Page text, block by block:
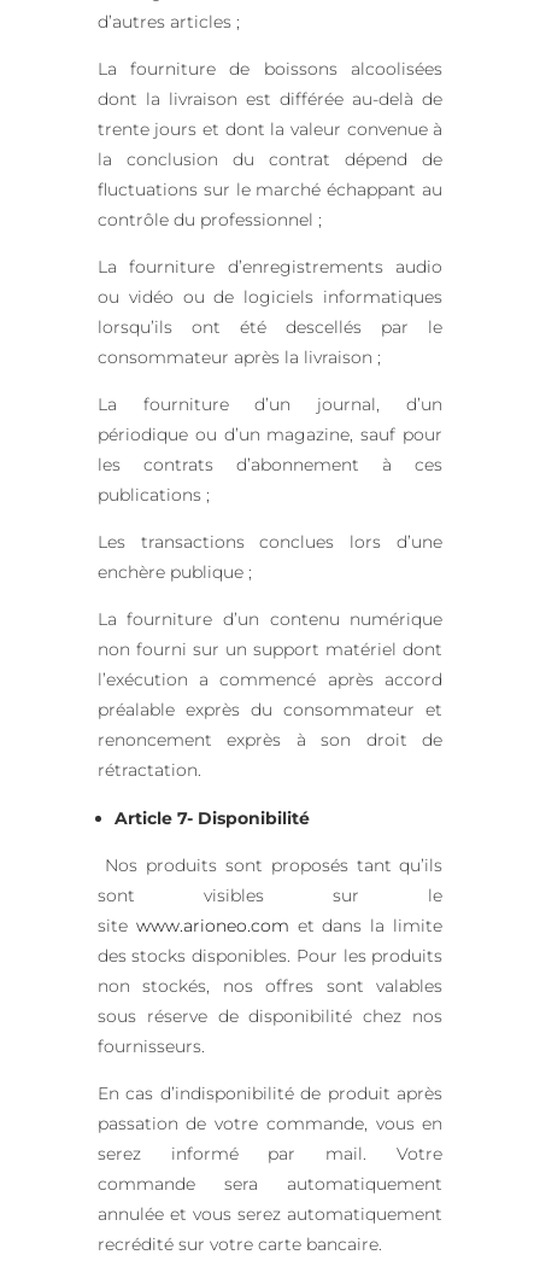
d’autres articles ;
La fourniture de boissons alcoolisées
dont la livraison est différée au-delà de
trente jours et dont la valeur convenue à
la conclusion du contrat dépend de
fluctuations sur le marché échappant au
contrôle du professionnel ;
La fourniture d’enregistrements audio
ou vidéo ou de logiciels informatiques
lorsqu’ils ont été descellés par le
consommateur après la livraison ;
La fourniture d’un journal, d’un
périodique ou d’un magazine, sauf pour
les contrats d’abonnement à ces
publications ;
Les transactions conclues lors d’une
enchère publique ;
La fourniture d’un contenu numérique
non fourni sur un support matériel dont
l’exécution a commencé après accord
préalable exprès du consommateur et
renoncement exprès à son droit de
rétractation.
Article 7- Disponibilité
Nos produits sont proposés tant qu’ils
sont visibles sur le
site www.arioneo.com et dans la limite
des stocks disponibles. Pour les produits
non stockés, nos offres sont valables
sous réserve de disponibilité chez nos
fournisseurs.
En cas d’indisponibilité de produit après
passation de votre commande, vous en
serez informé par mail. Votre
commande sera automatiquement
annulée et vous serez automatiquement
recrédité sur votre carte bancaire.